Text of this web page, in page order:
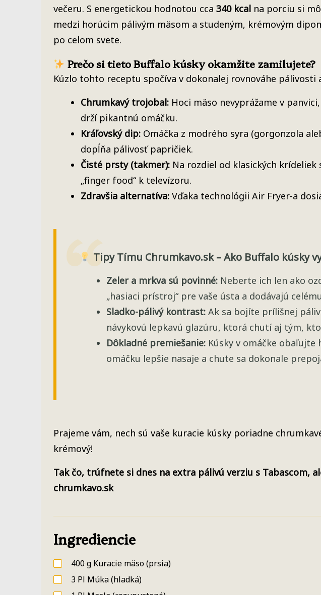
večeru. S energetickou hodnotou cca 340 kcal na porciu si
medzi horúcim pálivým mäsom a studeným, krémovým
po celom svete.
Prečo si tieto Buffalo kúsky okamžite zamilujete?
Kúzlo tohto receptu spočíva v dokonalej rovnováhe pálivosti
Chrumkavý trojobal: Hoci mäso nevyprážame v
drží pikantnú omáčku.
Kráľovský dip: Omáčka z modrého syra (gorgonzola
dopĺňa pálivosť papričiek.
Čisté prsty (takmer): Na rozdiel od klasických
„finger food“ k televízoru.
Zdravšia alternatíva: Vďaka technológii Air Fryer-a
Tipy Tímu Chrumkavo.sk – Ako Buffalo kúsky
Zeler a mrkva sú povinné: Neberte ich len ako
„hasiaci prístroj“ pre vaše ústa a dodávajú
Sladko-pálivý kontrast: Ak sa bojíte prílišnej
návykovú lepkavú glazúru, ktorá chutí aj tým,
Dôkladné premiešanie: Kúsky v omáčke
omáčku lepšie nasaje a chute sa dokonale
Prajeme vám, nech sú vaše kuracie kúsky poriadne
krémový!
Tak čo, trúfnete si dnes na extra pálivú verziu s Tabascom,
chrumkavo.sk
Ingrediencie
400g Kuracie mäso(prsia)
3 Pl Múka(hladká)